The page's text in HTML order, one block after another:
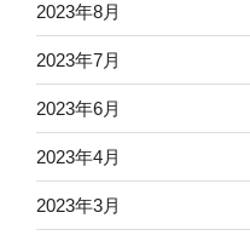
2023年8月
2023年7月
2023年6月
2023年4月
2023年3月